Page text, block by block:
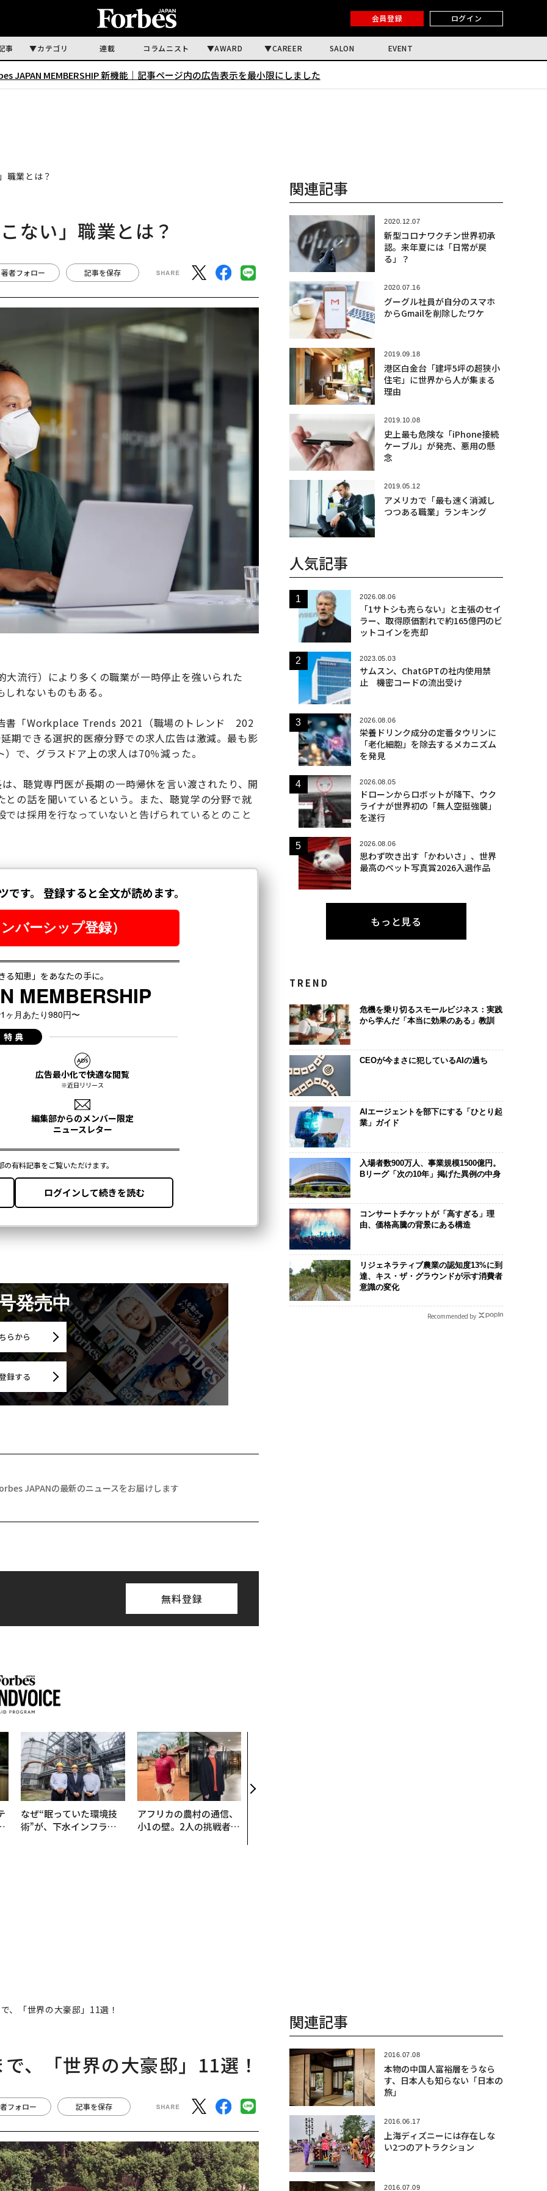
会員登録 ログイン
事 カテゴリ 連載 コラムニスト AWARD CAREER SALON EVENT
JAPAN MEMBERSHIP 新機能｜ 記事ページ内の広告表示を最小限にしました
職業とは？
ない」職業とは？
著者フォロー 記事を保存
流行）により多くの職業が一時停止を強いられた
れないものもある。
書「Workplace Trends 2021（職場のトレンド 202
期できる選択的医療分野での求人広告は激減。最も影
で、グラスドア上の求人は70％減った。
、聴覚専門医が長期の一時帰休を言い渡されたり、開
の話を聞いているという。また、聴覚学の分野で就
は採用を行なっていないと告げられているとのこと
発売中
らから
録する
JAPANの最新のニュースをお届けします
無料登録
なぜ“眠っていた環境技
術”が、下水インフラを
アフリカの農村の通信、
小1の壁。2人の挑戦者が
関連記事
2020.12.07
新型コロナワクチン世界初承
認。来年夏には「日常が戻
る」？
2020.07.16
グーグル社員が自分のスマホ
からGmailを削除したワケ
2019.09.18
港区白金台「建坪5坪の超狭小
住宅」に世界から人が集まる
理由
2019.10.08
史上最も危険な「iPhone接続
ケーブル」が発売、悪用の懸
念
2019.05.12
アメリカで「最も速く消滅し
つつある職業」ランキング
人気記事
2026.08.06
「1サトシも売らない」と主張のセイ
ラー、取得原価割れで約165億円のビ
ットコインを売却
2023.05.03
サムスン、ChatGPTの社内使用禁
止 機密コードの流出受け
2026.08.06
栄養ドリンク成分の定番タウリンに
「老化細胞」を除去するメカニズム
を発見
2026.08.05
ドローンからロボットが降下、ウク
ライナが世界初の「無人空挺強襲」
を遂行
2026.08.06
思わず吹き出す「かわいさ」、世界
最高のペット写真賞2026入選作品
もっと見る
TREND
危機を乗り切るスモールビジネス：実践
から学んだ「本当に効果のある」教訓
CEOが今まさに犯しているAIの過ち
AIエージェントを部下にする「ひとり起
業」ガイド
入場者数900万人、事業規模1500億円。
Bリーグ「次の10年」掲げた異例の中身
コンサートチケットが「高すぎる」理
由、価格高騰の背景にある構造
リジェネラティブ農業の認知度13%に到
達、キス・ザ・グラウンドが示す消費者
意識の変化
Recommended by
、「世界の大豪邸」11選！
、「世界の大豪邸」11選！
フォロー 記事を保存
関連記事
2016.07.08
本物の中国人富裕層をうなら
す、日本人も知らない「日本の
旅」
2016.06.17
上海ディズニーには存在しな
い2つのアトラクション
2016.07.09